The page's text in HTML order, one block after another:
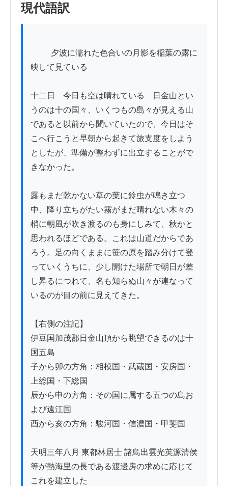
現代語訳
映して見ている
十二日　今日も空は晴れている　日金山とい
うのは十の国々、いくつもの島々が見える山
であると以前から聞いていたので、今日はそ
こへ行こうと早朝から起きて旅支度をしよう
としたが、準備が整わずに出立することがで
きなかった。
露もまだ乾かない草の葉に鈴虫が鳴き立つ
中、降り立ちがたい霧がまだ晴れない木々の
梢に朝風が吹き渡るのも身にしみて、秋かと
思われるほどである。これは山道だからであ
ろう。足の向くままに笹の原を踏み分けて登
っていくうちに、少し開けた場所で朝日が差
し昇るにつれて、名も知らぬ山々が連なって
いるのが目の前に見えてきた。
【右側の注記】
伊豆国加茂郡日金山頂から眺望できるのは十
国五島
子から卯の方角：相模国・武蔵国・安房国・
上総国・下総国
辰から申の方角：その国に属する五つの島お
よび遠江国
酉から亥の方角：駿河国・信濃国・甲斐国
天明三年八月 東都林居士 諸鳥出雲光英源清侯
等が熱海里の長である渡邊房の求めに応じて
これを建立した